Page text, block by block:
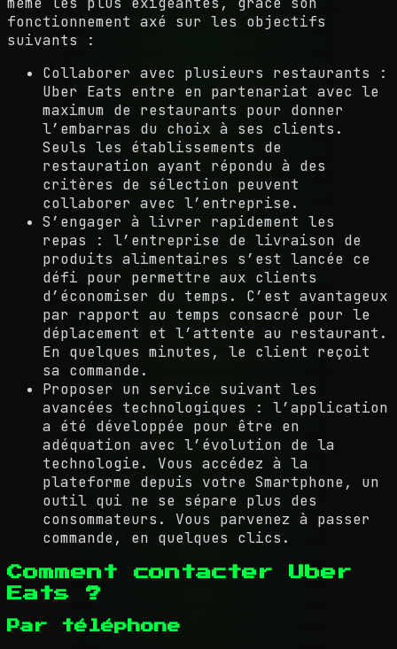
fonctionnement axé sur les objectifs
suivants :
Collaborer avec plusieurs restaurants :
Uber Eats entre en partenariat avec le
maximum de restaurants pour donner
l’embarras du choix à ses clients.
Seuls les établissements de
restauration ayant répondu à des
critères de sélection peuvent
collaborer avec l’entreprise.
S’engager à livrer rapidement les
repas : l’entreprise de livraison de
produits alimentaires s’est lancée ce
défi pour permettre aux clients
d’économiser du temps. C’est avantageux
par rapport au temps consacré pour le
déplacement et l’attente au restaurant.
En quelques minutes, le client reçoit
sa commande.
Proposer un service suivant les
avancées technologiques : l’application
a été développée pour être en
adéquation avec l’évolution de la
technologie. Vous accédez à la
plateforme depuis votre Smartphone, un
outil qui ne se sépare plus des
consommateurs. Vous parvenez à passer
commande, en quelques clics.
Comment contacter Uber
Eats ?
Par téléphone